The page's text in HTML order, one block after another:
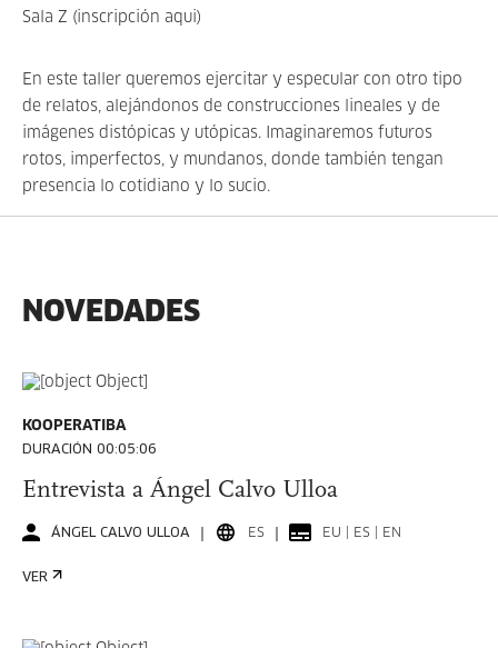
Sala Z (inscripción aqui)
En este taller queremos ejercitar y especular con otro tipo
de relatos, alejándonos de construcciones lineales y de
imágenes distópicas y utópicas. Imaginaremos futuros
rotos, imperfectos, y mundanos, donde también tengan
presencia lo cotidiano y lo sucio.
NOVEDADES
KOOPERATIBA
DURACIÓN 00:05:06
Entrevista a Ángel Calvo Ulloa
ÁNGEL CALVO ULLOA ES EU | ES | EN
VER